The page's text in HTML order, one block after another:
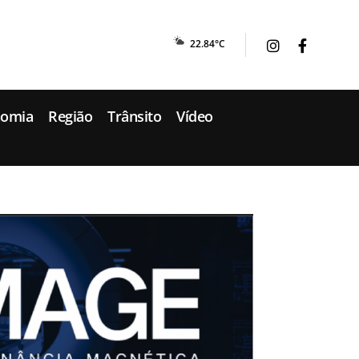
22.84°C
Região Trânsito
Vídeo